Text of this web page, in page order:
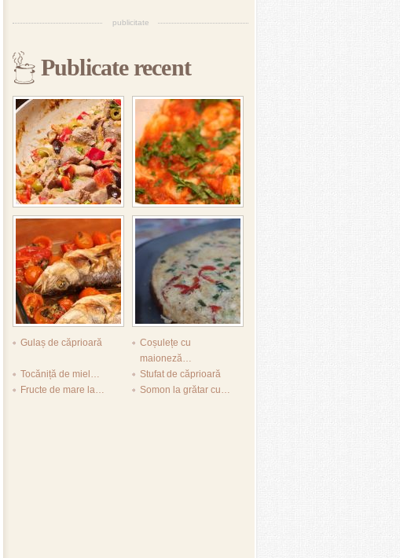
publicitate
Publicate recent
Gulaș de căprioară
Coșulețe cu
maioneză…
Tocăniță de miel…
Stufat de căprioară
Fructe de mare la…
Somon la grătar cu…